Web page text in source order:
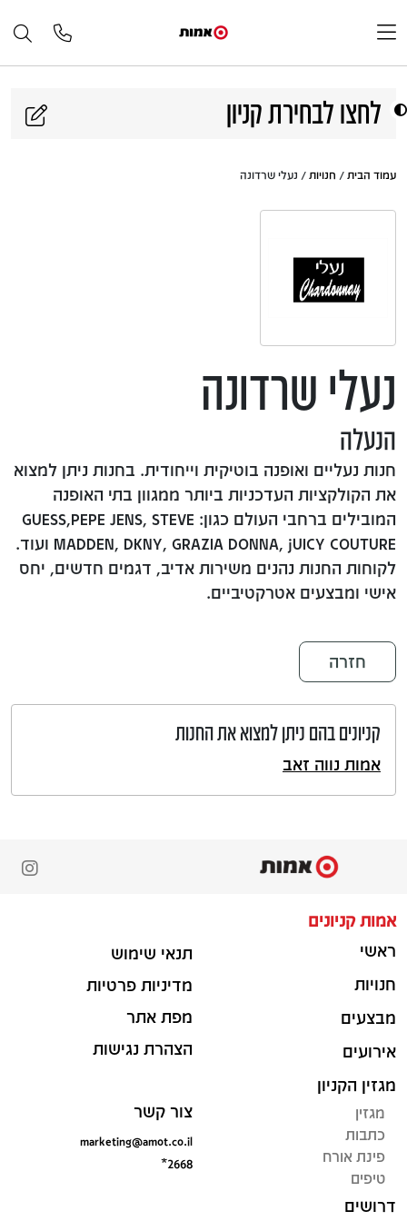
לחצו לבחירת קניון
עמוד הבית / חנויות / נעלי שרדונה
נעלי שרדונה
הנעלה
חנות נעליים ואופנה בוטיקית וייחודית. בחנות ניתן למצוא
את הקולקציות העדכניות ביותר ממגוון בתי האופנה
המובילים ברחבי העולם כגון: GUESS,PEPE JENS, STEVE
MADDEN, DKNY, GRAZIA DONNA, jUICY COUTURE ועוד.
לקוחות החנות נהנים משירות אדיב, דגמים חדשים, יחס
אישי ומבצעים אטרקטיביים.
חזרה
קניונים בהם ניתן למצוא את החנות
אמות נווה זאב
אמות קניונים
ראשי
חנויות
מבצעים
אירועים
מגזין הקניון
מגזין
כתבות
פינת אורח
טיפים
דרושים
תנאי שימוש
מדיניות פרטיות
מפת אתר
הצהרת נגישות
צור קשר
marketing@amot.co.il
*2668